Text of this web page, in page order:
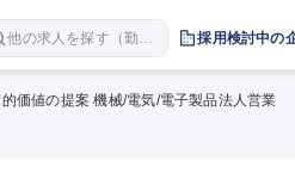
他の求人を探す（勤務
地 職種 年収など）
採用検討中の
価値の提案 機械/電気/電子製品法人営業